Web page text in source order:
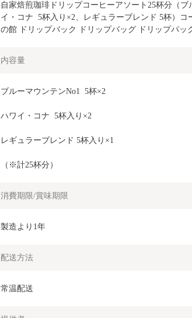
自家焙煎珈琲ドリップコーヒーアソート25杯分（ブ
イ・コナ  5杯入り×2、レギュラーブレンド 5杯）
の館 ドリップバック ドリップバッグ ドリップパッ
内容量
ブルーマウンテンNo1  5杯×2
ハワイ・コナ  5杯入り×2
レギュラーブレンド 5杯入り×1
（※計25杯分）
消費期限/賞味期限
製造より1年
配送方法
常温配送